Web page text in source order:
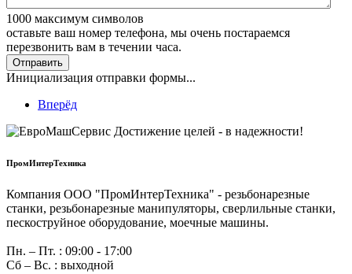
1000 максимум символов
оставьте ваш номер телефона, мы очень постараемся
перезвонить вам в течении часа.
Отправить
Инициализация отправки формы...
Вперёд
ПромИнтерТехника
Компания ООО "ПромИнтерТехника" - резьбонарезные
станки, резьбонарезные манипуляторы, сверлильные станки,
пескоструйное оборудование, моечные машины.
Пн. – Пт. : 09:00 - 17:00
Сб – Вс. : выходной